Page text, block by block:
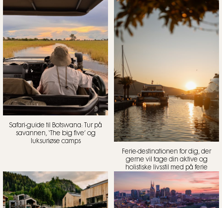
Safari-guide til Botswana: Tur på
savannen, ‘The big five’ og
luksuriøse camps
Ferie-destinationen for dig, der
gerne vil tage din aktive og
holistiske livsstil med på ferie